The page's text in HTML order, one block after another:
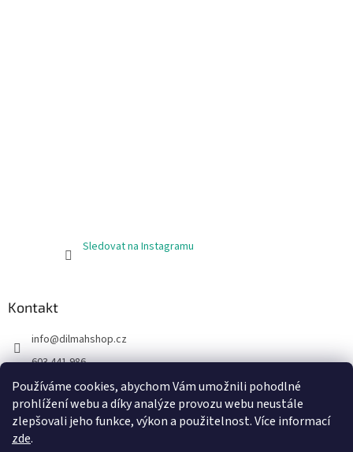
Používáme cookies, abychom Vám umožnili pohodlné
prohlížení webu a díky analýze provozu webu neustále
zlepšovali jeho funkce, výkon a použitelnost. Více informací
zde.
Sledovat na Instagramu
Kontakt
info@dilmahshop.cz
603 441 986
603 890 398
https://www.facebook.com/cejlonskycaj